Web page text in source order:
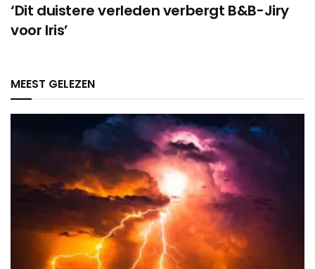
‘Dit duistere verleden verbergt B&B-Jiry
voor Iris’
MEEST GELEZEN